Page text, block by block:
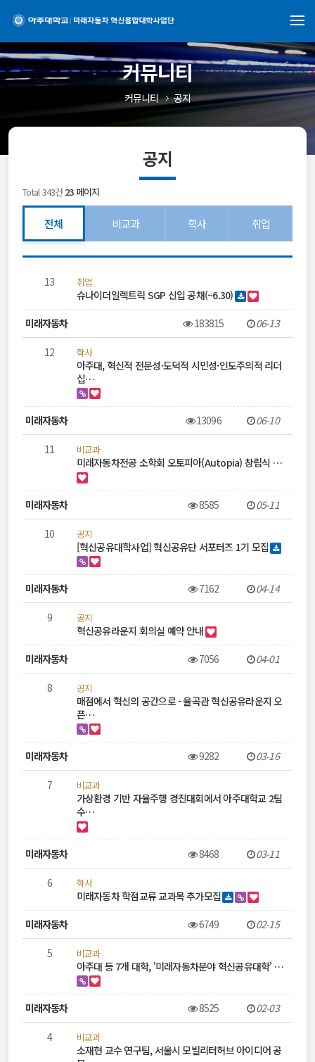
커뮤니티
커뮤니티 공지
공지
Total 343건 23 페이지
전체 비교과 학사 취업
공
목
록
13 취업
슈나이더일렉트릭 SGP 신입 공채(~6.30)
미래자동차 183815 06-13
12 학사
아주대, 혁신적 전문성·도덕적 시민성·인도주의적 리더
십…
미래자동차 13096 06-10
11 비교과
미래자동차전공 소학회 오토피아(Autopia) 창립식 …
미래자동차 8585 05-11
10 공지
[혁신공유대학사업] 혁신공유단 서포터즈 1기 모집
미래자동차 7162 04-14
9 공지
혁신공유라운지 회의실 예약 안내
미래자동차 7056 04-01
8 공지
매점에서 혁신의 공간으로 - 율곡관 혁신공유라운지 오
픈…
미래자동차 9282 03-16
7 비교과
가상환경 기반 자율주행 경진대회에서 아주대학교 2팀
수…
미래자동차 8468 03-11
6 학사
미래자동차 학점교류 교과목 추가모집
미래자동차 6749 02-15
5 비교과
아주대 등 7개 대학, '미래자동차분야 혁신공유대학' …
미래자동차 8525 02-03
4 비교과
소재현 교수 연구팀, 서울시 모빌리터허브 아이디어 공